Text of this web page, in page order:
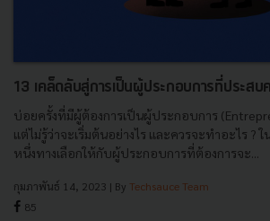
13 เคล็ดลับสู่การเป็นผู้ประกอบการที่ประสบ
บ่อยครั้งที่มีผู้ต้องการเป็นผู้ประกอบการ
แต่ไม่รู้ว่าจะเริ่มต้นอย่างไร และควรจะทำอะไร ?
หนึ่งทางเลือกให้กับผู้ประกอบการที่ต้องการจะ...
กุมภาพันธ์ 14, 2023 | By Techsauce Team
85